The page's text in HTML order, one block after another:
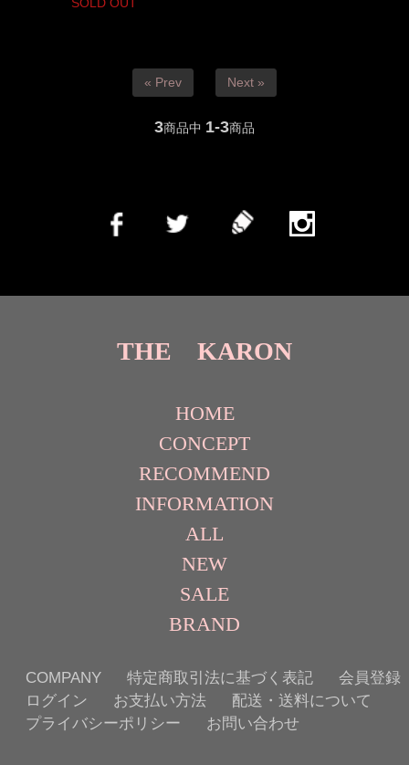
« Prev Next »
3商品中 1-3商品
THE KARON
HOME
CONCEPT
RECOMMEND
INFORMATION
ALL
NEW
SALE
BRAND
COMPANY 特定商取引法に基づく表記
会員登録
ログイン
お支払い方法
配送・送料について
プライバシーポリシー
お問い合わせ